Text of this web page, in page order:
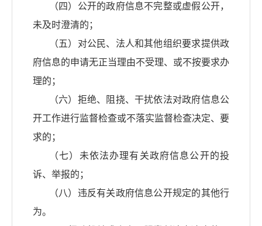
（四）公开的政府信息不完整或虚假公开，
未及时澄清的；
（五）对公民、法人和其他组织要求提供政
府信息的申请无正当理由不受理、或不按要求办
理的；
（六）拒绝、阻挠、干扰依法对政府信息公
开工作进行监督检查或不落实监督检查决定、要
求的；
（七）未依法办理有关政府信息公开的投
诉、举报的；
（八）违反有关政府信息公开规定的其他行
为。